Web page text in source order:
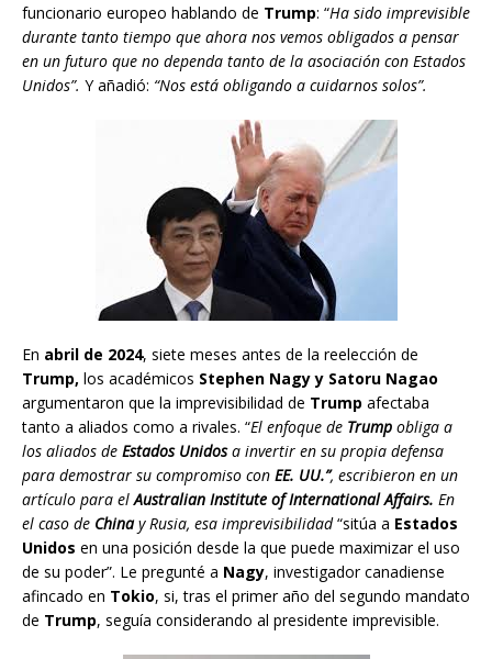
funcionario europeo hablando de Trump: “Ha sido imprevisible
durante tanto tiempo que ahora nos vemos obligados a pensar
en un futuro que no dependa tanto de la asociación con Estados
Unidos”. Y añadió: “Nos está obligando a cuidarnos solos”.
En abril de 2024, siete meses antes de la reelección de
Trump, los académicos Stephen Nagy y Satoru Nagao
argumentaron que la imprevisibilidad de Trump afectaba
tanto a aliados como a rivales. “El enfoque de Trump obliga a
los aliados de Estados Unidosa invertir en su propia defensa
para demostrar su compromiso con EE. UU.”, escribieron en un
artículo para elAustralian Institute of International Affairs. En
el caso de Chinay Rusia, esa imprevisibilidad“sitúa a Estados
Unidos en una posición desde la que puede maximizar el uso
de su poder”. Le pregunté a Nagy, investigador canadiense
afincado en Tokio, si, tras el primer año del segundo mandato
de Trump, seguía considerando al presidente imprevisible.